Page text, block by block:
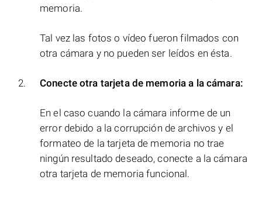
memoria.
Tal vez las fotos o vídeo fueron filmados con
otra cámara y no pueden ser leídos en ésta.
Conecte otra tarjeta de memoria a la cámara:
En el caso cuando la cámara informe de un
error debido a la corrupción de archivos y el
formateo de la tarjeta de memoria no trae
ningún resultado deseado, conecte a la cámara
otra tarjeta de memoria funcional.